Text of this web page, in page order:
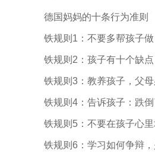
德国妈妈的十条行为准则
铁规则1：不要多帮孩子做
铁规则2：孩子有十个缺点
铁规则3：教养孩子，父母
铁规则4：告诉孩子：跌倒
铁规则5：不要在孩子心里
铁规则6：学习如何争辩，